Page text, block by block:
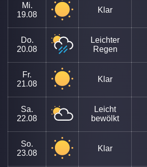
Mi.
19.08
Klar
Do.
20.08
Leichter
Regen
Fr.
21.08
Klar
Sa.
22.08
Leicht
bewölkt
So.
23.08
Klar